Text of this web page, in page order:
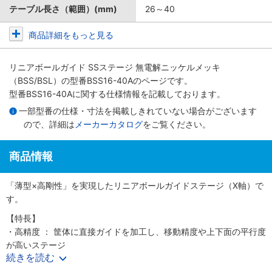
テーブル長さ（範囲）(mm) 26～40
商品詳細をもっと見る
リニアボールガイド SSステージ 無電解ニッケルメッキ
（BSS/BSL） の型番BSS16-40Aのページです。
型番BSS16-40Aに関する仕様情報を記載しております。
一部型番の仕様・寸法を掲載しきれていない場合がございます
ので、詳細は メーカーカタログをご覧ください。
商品情報
「薄型×高剛性」を実現したリニアボールガイドステージ（X軸）で
す。
【特長】
・高精度 ： 筐体に直接ガイドを加工し、移動精度や上下面の平行度
が高いステージ
・薄 型 ： 案内ガイド一体構造で薄型を実現
続きを読む